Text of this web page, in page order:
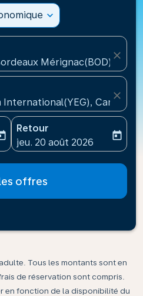
expand_more
Mérignac(BOD),
close
Canada
close
date-aria-label
Retour
fc-booking-return-date-
jeu. 20 août 2026
today
offres
Tous les montants sont en
de réservation sont compris.
en fonction de la disponibilité du